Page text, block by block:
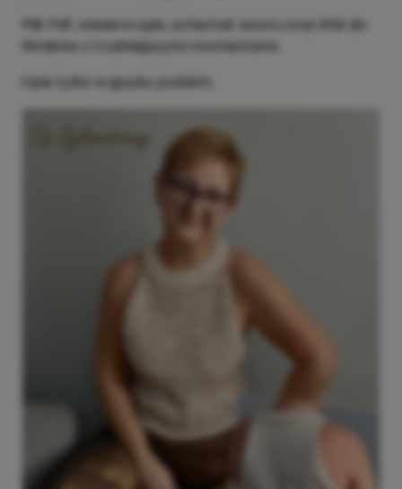
Plik Pdf. zawiera opis, schemat wzoru oraz linki do
filmików z trudniejszymi momentami.
Opis tylko w języku polskim.